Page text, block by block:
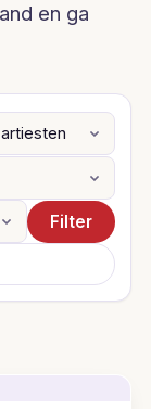
en ga
Filter